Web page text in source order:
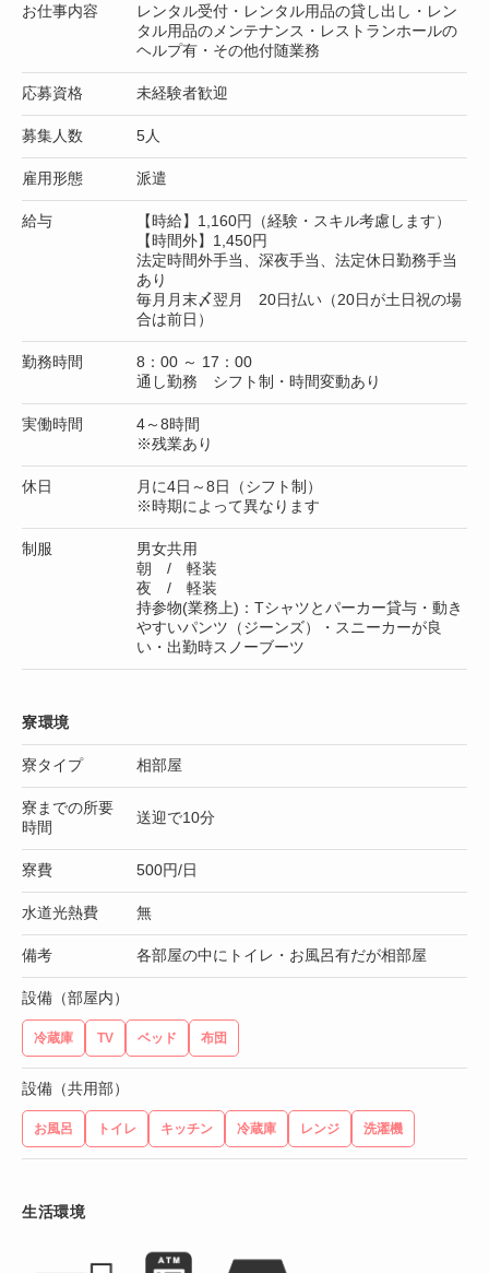
お仕事内容
レンタル受付・レンタル用品の貸し出し・レン
タル用品のメンテナンス・レストランホールの
ヘルプ有・その他付随業務
応募資格 未経験者歓迎
募集人数 5人
雇用形態 派遣
給与
【時給】1,160円（経験・スキル考慮します）
【時間外】1,450円
法定時間外手当、深夜手当、法定休日勤務手当
あり
毎月月末〆翌月 20日払い（20日が土日祝の場
合は前日）
勤務時間
8：00 ～ 17：00
通し勤務 シフト制・時間変動あり
実働時間
4～8時間
※残業あり
休日
月に4日～8日（シフト制）
※時期によって異なります
制服
男女共用
朝 / 軽装
夜 / 軽装
持参物(業務上)：Tシャツとパーカー貸与・動き
やすいパンツ（ジーンズ）・スニーカーが良
い・出勤時スノーブーツ
寮環境
寮タイプ 相部屋
寮までの所要
時間
送迎で10分
寮費 500円/日
水道光熱費 無
備考 各部屋の中にトイレ・お風呂有だが相部屋
設備（部屋内）
冷蔵庫 TV ベッド 布団
設備（共用部）
お風呂 トイレ キッチン 冷蔵庫 レンジ 洗濯機
生活環境